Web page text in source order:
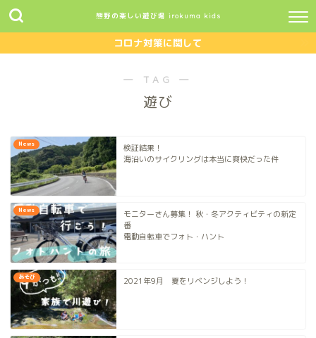
熊野の楽しい遊び場 irokuma kids
コロナ対策に関して
― TAG ―
遊び
News
検証結果！
海沿いのサイクリングは本当に爽快だった件
News
モニターさん募集！ 秋・冬アクティビティの新定
番
電動自転車でフォト・ハント
あそび 2021年9月 夏をリベンジしよう！